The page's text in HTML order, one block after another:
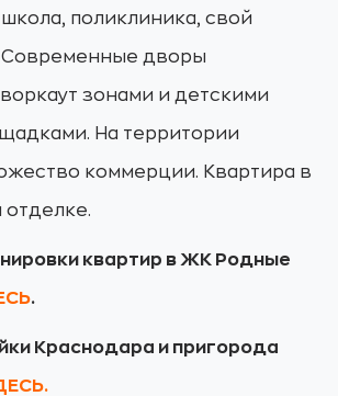
поликлиника, свой
Современные дворы
зонами и детскими
На территории
коммерции. Квартира в
отделке.
квартир в ЖК Родные
.
Краснодара и пригорода